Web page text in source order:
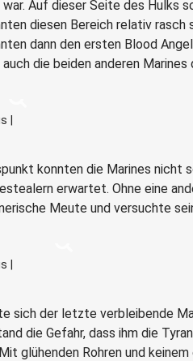
Auf dieser Seite des Hulks
diesen Bereich relativ
dann den ersten Blood
die beiden anderen Marines
|
konnten die Marines nicht
erwartet. Ohne eine
Meute und versuchte
|
sich der letzte verbleibende
die Gefahr, dass ihm die
glühenden Rohren und